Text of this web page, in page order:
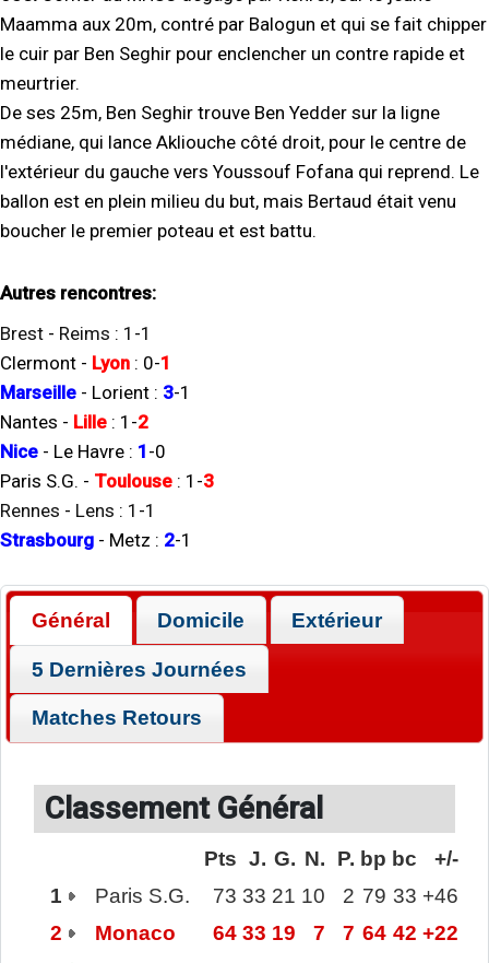
Maamma aux 20m, contré par Balogun et qui se fait chipper
le cuir par Ben Seghir pour enclencher un contre rapide et
meurtrier.
De ses 25m, Ben Seghir trouve Ben Yedder sur la ligne
médiane, qui lance Akliouche côté droit, pour le centre de
l'extérieur du gauche vers Youssouf Fofana qui reprend. Le
ballon est en plein milieu du but, mais Bertaud était venu
boucher le premier poteau et est battu.
Autres rencontres:
Brest - Reims : 1 -1
Clermont - Lyon : 0-1
Marseille - Lorient : 3-1
Nantes - Lille : 1 -2
Nice - Le Havre : 1 -0
Paris S.G. - Toulouse : 1 -3
Rennes - Lens : 1 -1
Strasbourg - Metz : 2-1
Général Domicile Extérieur
5 Dernières Journées
Matches Retours
Classement Général
Pts J. G. N. P. bp bc
+/-
1
Paris S.G. 73 33 21 10 2 79 33 +46
2
Monaco 64 33 19 7 7 64 42 +22